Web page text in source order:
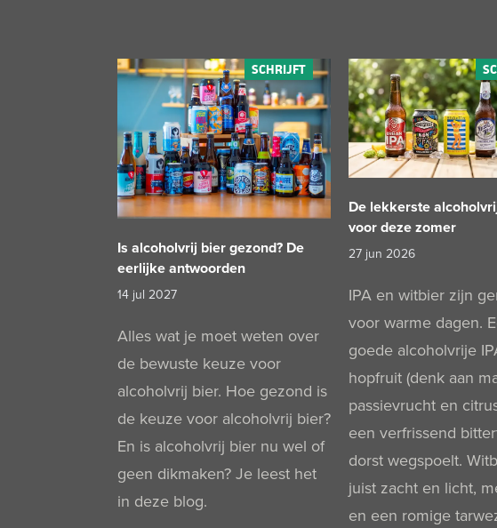
Is alcoholvrij bier gezond? De
eerlijke antwoorden
14 jul 2027
Alles wat je moet weten over
de bewuste keuze voor
alcoholvrij bier. Hoe gezond is
de keuze voor alcoholvrij bier?
En is alcoholvrij bier nu wel of
geen dikmaken? Je leest het
in deze blog.
De lekkerste
voor deze zomer
27 jun 2026
IPA en witbier zijn
voor warme dagen.
goede alcoholvrije
hopfruit (denk aan
passievrucht en
een verfrissend
dorst wegspoelt.
juist zacht en licht,
en een romige